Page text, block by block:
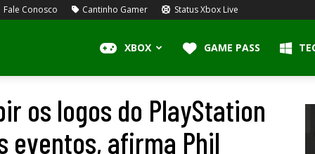
Fale Conosco Cantinho Gamer Status Xbox Live
XBOX GAME PASS
os logos do PlayStation
eventos, afirma Phil